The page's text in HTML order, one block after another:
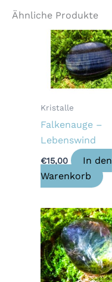
Ähnliche Produkte
Kristalle
Falkenauge –
Lebenswind
€15,00
In den
Warenkorb